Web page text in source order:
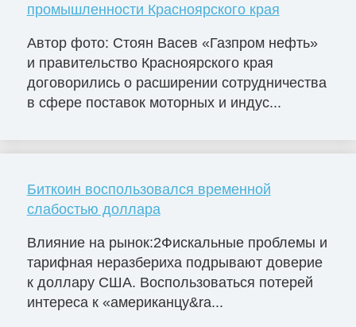
промышленности Красноярского края
Автор фото: Стоян Васев «Газпром нефть»
и правительство Красноярского края
договорились о расширении сотрудничества
в сфере поставок моторных и индус...
Биткоин воспользовался временной
слабостью доллара
Влияние на рынок:2Фискальные проблемы и
тарифная неразбериха подрывают доверие
к доллару США. Воспользоваться потерей
интереса к «американцу&ra...